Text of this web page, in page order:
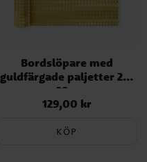
Bordslöpare med
guldfärgade paljetter 275
× 28 cm
Pris:129,00 kr
129,00 kr
KÖP